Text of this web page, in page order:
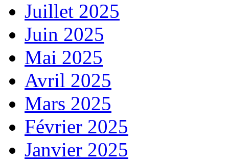
Juillet 2025
Juin 2025
Mai 2025
Avril 2025
Mars 2025
Février 2025
Janvier 2025